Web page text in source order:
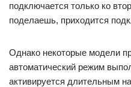
подключается только ко
поделаешь, приходится
Однако некоторые модели
автоматический режим
активируется длительным